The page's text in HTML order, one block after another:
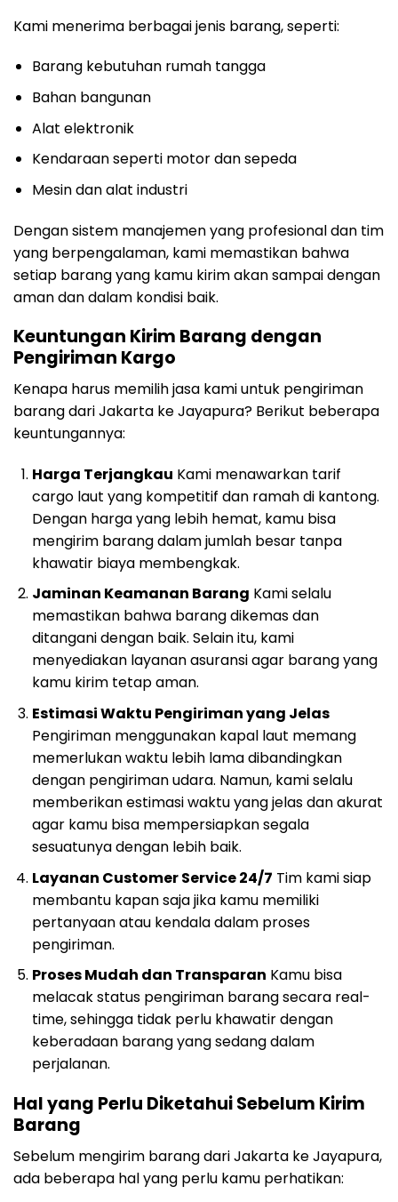
Kami menerima berbagai jenis barang, seperti:
Barang kebutuhan rumah tangga
Bahan bangunan
Alat elektronik
Kendaraan seperti motor dan sepeda
Mesin dan alat industri
Dengan sistem manajemen yang profesional dan tim
yang berpengalaman, kami memastikan bahwa
setiap barang yang kamu kirim akan sampai dengan
aman dan dalam kondisi baik.
Keuntungan Kirim Barang dengan
Pengiriman Kargo
Kenapa harus memilih jasa kami untuk pengiriman
barang dari Jakarta ke Jayapura? Berikut beberapa
keuntungannya:
Harga Terjangkau Kami menawarkan tarif
cargo laut yang kompetitif dan ramah di kantong.
Dengan harga yang lebih hemat, kamu bisa
mengirim barang dalam jumlah besar tanpa
khawatir biaya membengkak.
Jaminan Keamanan Barang Kami selalu
memastikan bahwa barang dikemas dan
ditangani dengan baik. Selain itu, kami
menyediakan layanan asuransi agar barang yang
kamu kirim tetap aman.
Estimasi Waktu Pengiriman yang Jelas
Pengiriman menggunakan kapal laut memang
memerlukan waktu lebih lama dibandingkan
dengan pengiriman udara. Namun, kami selalu
memberikan estimasi waktu yang jelas dan akurat
agar kamu bisa mempersiapkan segala
sesuatunya dengan lebih baik.
Layanan Customer Service 24/7 Tim kami siap
membantu kapan saja jika kamu memiliki
pertanyaan atau kendala dalam proses
pengiriman.
Proses Mudah dan Transparan Kamu bisa
melacak status pengiriman barang secara real-
time, sehingga tidak perlu khawatir dengan
keberadaan barang yang sedang dalam
perjalanan.
Hal yang Perlu Diketahui Sebelum Kirim
Barang
Sebelum mengirim barang dari Jakarta ke Jayapura,
ada beberapa hal yang perlu kamu perhatikan: